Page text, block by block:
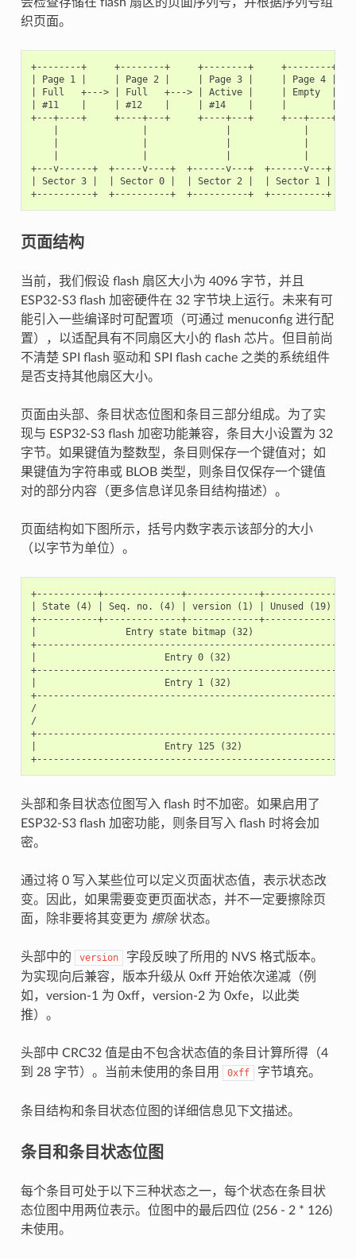
织页面。
+--------+     +--------+     +--------+     +--------+
| Page 1 |     | Page 2 |     | Page 3 |     | Page 4 |
| Full   +---> | Full   +---> | Active |     | Empty  |
| #11    |     | #12    |     | #14    |     |        |   <-
+---+----+     +----+---+     +----+---+     +---+----+
+---v------+  +-----v----+  +------v---+  +------v---+
| Sector 3 |  | Sector 0 |  | Sector 2 |  | Sector 1 |    <-
+----------+  +----------+  +----------+  +----------+
页面结构
当前，我们假设 flash 扇区大小为 4096 字节，并且
ESP32-S3 flash 加密硬件在 32 字节块上运行。未来有可
能引入一些编译时可配置项（可通过 menuconfig 进行配
置），以适配具有不同扇区大小的 flash 芯片。但目前尚
不清楚 SPI flash 驱动和 SPI flash cache 之类的系统组件
是否支持其他扇区大小。
页面由头部、条目状态位图和条目三部分组成。为了实
现与 ESP32-S3 flash 加密功能兼容，条目大小设置为 32
字节。如果键值为整数型，条目则保存一个键值对；如
果键值为字符串或 BLOB 类型，则条目仅保存一个键值
对的部分内容（更多信息详见条目结构描述）。
页面结构如下图所示，括号内数字表示该部分的大小
（以字节为单位）。
+-----------+--------------+-------------
| State (4) | Seq. no. (4) | version (1) | Unused (19) |
+-----------+--------------+-------------
|                Entry state bitmap (32)
|                       Entry 0 (32)
|                       Entry 1 (32)
/
/
|                       Entry 125 (32)
头部和条目状态位图写入 flash 时不加密。如果启用了
ESP32-S3 flash 加密功能，则条目写入 flash 时将会加
密。
通过将 0 写入某些位可以定义页面状态值，表示状态改
变。因此，如果需要变更页面状态，并不一定要擦除页
面，除非要将其变更为 擦除状态。
头部中的 version
字段反映了所用的 NVS 格式版本。
为实现向后兼容，版本升级从 0xff 开始依次递减（例
如，version-1 为 0xff，version-2 为 0xfe，以此类
推）。
头部中 CRC32 值是由不包含状态值的条目计算所得（4
到 28 字节）。当前未使用的条目用
0xff 字节填充。
条目结构和条目状态位图的详细信息见下文描述。
条目和条目状态位图
每个条目可处于以下三种状态之一，每个状态在条目状
态位图中用两位表示。位图中的最后四位 (256 - 2 * 126)
未使用。